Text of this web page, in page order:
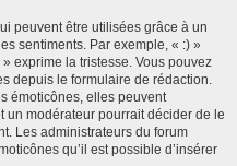
peuvent être utilisées grâce à un
sentiments. Par exemple, « :) »
exprime la tristesse. Vous pouvez
depuis le formulaire de rédaction.
émoticônes, elles peuvent
modérateur pourrait décider de le
Les administrateurs du forum
qu’il est possible d’insérer